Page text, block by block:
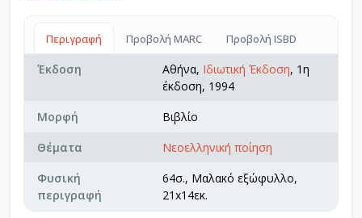
Περιγραφή Προβολή MARC Προβολή ISBD
Έκδοση Αθήνα, Ιδιωτική Έκδοση, 1η
έκδοση, 1994
Μορφή
Βιβλίο
Θέματα
Νεοελληνική ποίηση
Φυσική
περιγραφή
64σ., Μαλακό εξώφυλλο,
21x14εκ.